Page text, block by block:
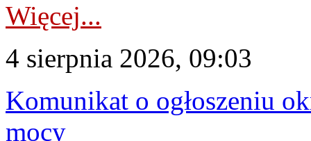
Więcej...
4 sierpnia 2026, 09:03
Komunikat o ogłoszeniu
mocy